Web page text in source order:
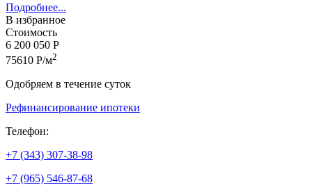
Подробнее...
В избранное
Стоимость
6 200 050 Р
75610 Р/м2
Одобряем в течение суток
Рефинансирование ипотеки
Телефон:
+7 (343) 307-38-98
+7 (965) 546-87-68